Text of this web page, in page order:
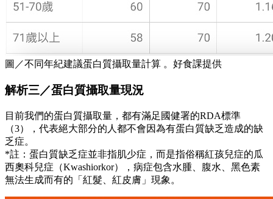
圖／不同年紀建議蛋白質攝取量計算 。好食課提供
解析三／蛋白質攝取量現況
目前我們的蛋白質攝取量，都有滿足國健署的RDA標準
（3），代表絕大部分的人都不會因為有蛋白質缺乏造成的缺
乏症。
*註：蛋白質缺乏症並非指肌少症，而是指俗稱紅孩兒症的瓜
西奧科兒症（Kwashiorkor），病症包含水腫、腹水、黑色素
無法生成而有的「紅髮、紅皮膚」現象。